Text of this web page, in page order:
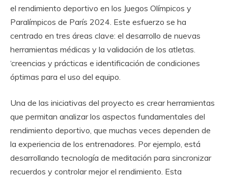
el rendimiento deportivo en los Juegos Olímpicos y
Paralímpicos de París 2024. Este esfuerzo se ha
centrado en tres áreas clave: el desarrollo de nuevas
herramientas médicas y la validación de los atletas.
‘creencias y prácticas e identificación de condiciones
óptimas para el uso del equipo.
Una de las iniciativas del proyecto es crear herramientas
que permitan analizar los aspectos fundamentales del
rendimiento deportivo, que muchas veces dependen de
la experiencia de los entrenadores. Por ejemplo, está
desarrollando tecnología de meditación para sincronizar
recuerdos y controlar mejor el rendimiento. Esta